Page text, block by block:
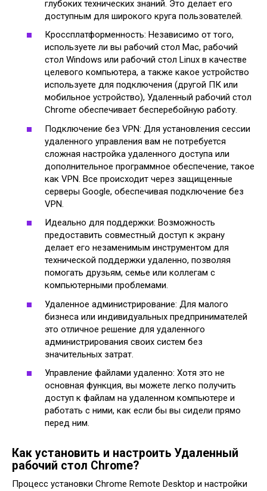
глубоких технических знаний. Это делает его
доступным для широкого круга пользователей.
Кроссплатформенность: Независимо от того,
используете ли вы рабочий стол Mac, рабочий
стол Windows или рабочий стол Linux в качестве
целевого компьютера, а также какое устройство
используете для подключения (другой ПК или
мобильное устройство), Удаленный рабочий стол
Chrome обеспечивает бесперебойную работу.
Подключение без VPN: Для установления сессии
удаленного управления вам не потребуется
сложная настройка удаленного доступа или
дополнительное программное обеспечение, такое
как VPN. Все происходит через защищенные
серверы Google, обеспечивая подключение без
VPN.
Идеально для поддержки: Возможность
предоставить совместный доступ к экрану
делает его незаменимым инструментом для
технической поддержки удаленно, позволяя
помогать друзьям, семье или коллегам с
компьютерными проблемами.
Удаленное администрирование: Для малого
бизнеса или индивидуальных предпринимателей
это отличное решение для удаленного
администрирования своих систем без
значительных затрат.
Управление файлами удаленно: Хотя это не
основная функция, вы можете легко получить
доступ к файлам на удаленном компьютере и
работать с ними, как если бы вы сидели прямо
перед ним.
Как установить и настроить Удаленный
рабочий стол Chrome?
Процесс установки Chrome Remote Desktop и настройки